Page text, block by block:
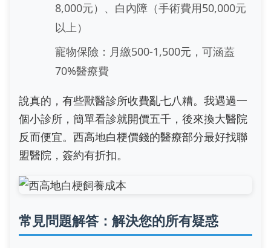
8,000元）、白內障（手術費用50,000元
以上）
寵物保險：月繳500-1,500元，可涵蓋
70%醫療費
說真的，有些獸醫診所收費亂七八糟。我遇過一
個小診所，簡單看診就開價五千，後來換大醫院
反而便宜。西高地白梗價錢的醫療部分最好找聯
盟醫院，簽約有折扣。
常見問題解答：解決您的所有疑惑